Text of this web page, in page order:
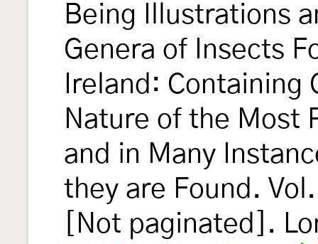
Being Illustrations
Genera of Insects
Ireland: Containing
Nature of the Most
and in Many
they are Found.
[Not paginated].